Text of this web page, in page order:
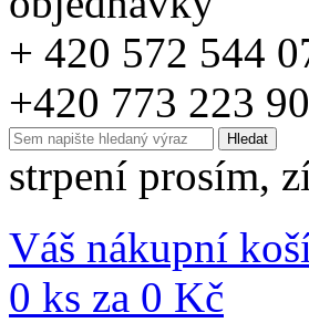
+ 420 572 544
+420 773 223
strpení prosím,
Váš nákupní
0 ks za 0 Kč